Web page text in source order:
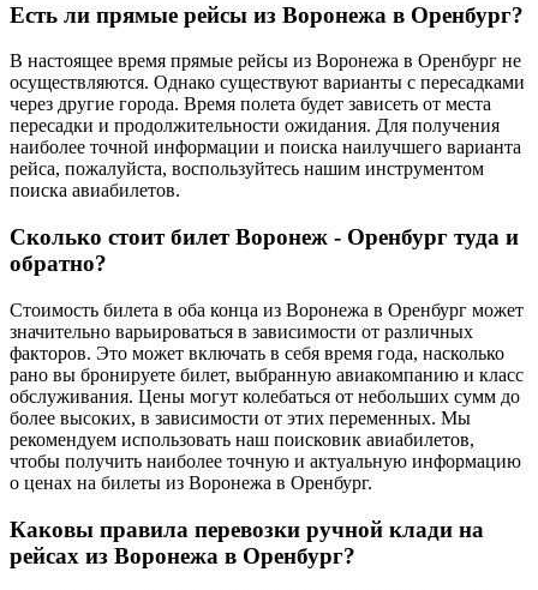
Есть ли прямые рейсы из Воронежа в Оренбург?
В настоящее время прямые рейсы из Воронежа в Оренбург не
осуществляются. Однако существуют варианты с пересадками
через другие города. Время полета будет зависеть от места
пересадки и продолжительности ожидания. Для получения
наиболее точной информации и поиска наилучшего варианта
рейса, пожалуйста, воспользуйтесь нашим инструментом
поиска авиабилетов.
Сколько стоит билет Воронеж - Оренбург туда и
обратно?
Стоимость билета в оба конца из Воронежа в Оренбург может
значительно варьироваться в зависимости от различных
факторов. Это может включать в себя время года, насколько
рано вы бронируете билет, выбранную авиакомпанию и класс
обслуживания. Цены могут колебаться от небольших сумм до
более высоких, в зависимости от этих переменных. Мы
рекомендуем использовать наш поисковик авиабилетов,
чтобы получить наиболее точную и актуальную информацию
о ценах на билеты из Воронежа в Оренбург.
Каковы правила перевозки ручной клади на
рейсах из Воронежа в Оренбург?